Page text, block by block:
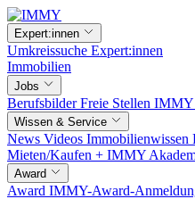
Expert:innen
Umkreissuche Expert:innen
Immobilien
Jobs
BerufsbilderFreie Stellen IMMY
Wissen & Service
News Videos Immobilienwissen
Mieten/Kaufen + IMMY
Award
Award IMMY-Award-